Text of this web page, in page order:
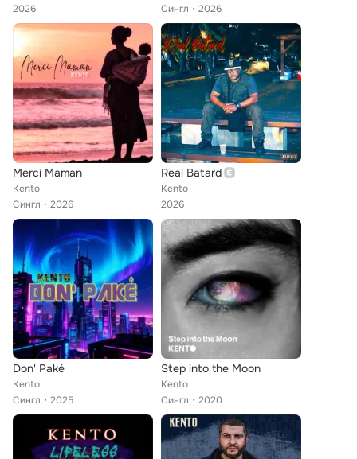
2026
Сингл
2026
Merci Maman
Kento
Сингл
2026
Real Batard
Kento
2026
Don' Paké
Kento
Сингл
2025
Step into the Moon
Kento
Сингл
2020